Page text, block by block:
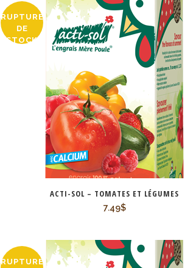
RUPTURE
DE
STOCK
ACTI-SOL – TOMATES ET LÉGUMES
7.49$
RUPTURE